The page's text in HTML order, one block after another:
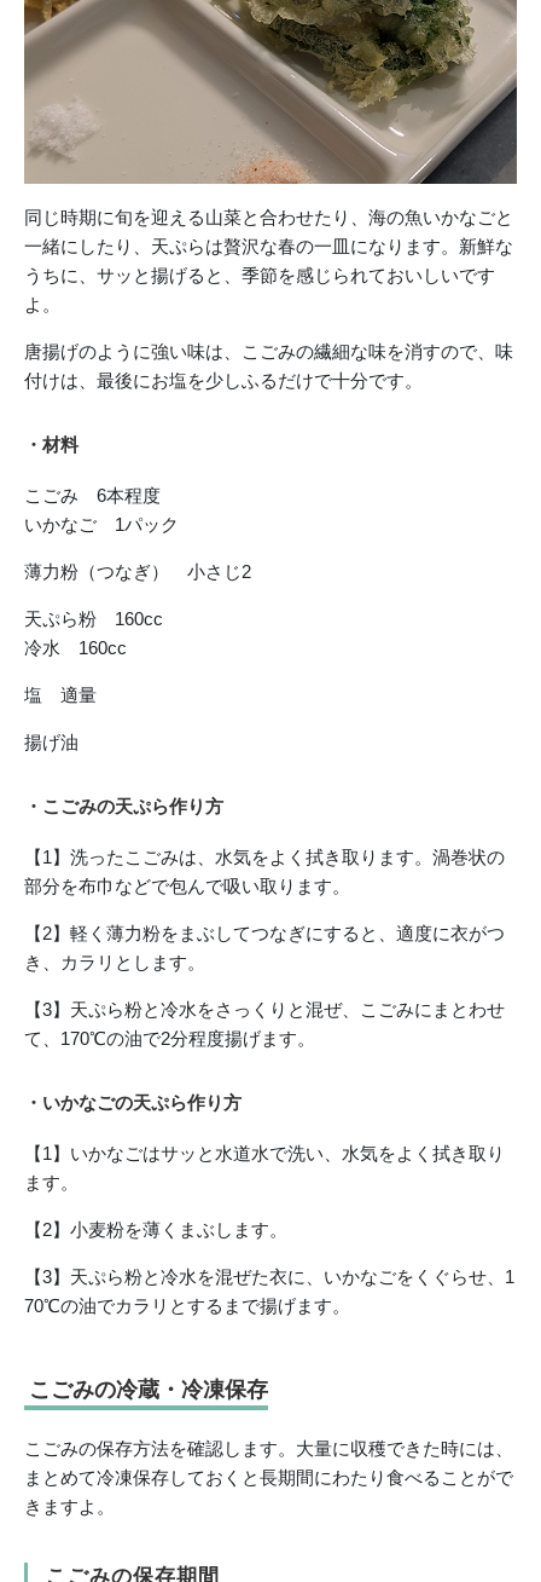
同じ時期に旬を迎える山菜と合わせたり、海の魚いかなごと
一緒にしたり、天ぷらは贅沢な春の一皿になります。新鮮な
うちに、サッと揚げると、季節を感じられておいしいです
よ。
唐揚げのように強い味は、こごみの繊細な味を消すので、味
付けは、最後にお塩を少しふるだけで十分です。
・材料
こごみ 6本程度
いかなご 1パック
薄力粉（つなぎ） 小さじ2
天ぷら粉 160cc
冷水 160cc
塩 適量
揚げ油
・こごみの天ぷら作り方
【1】洗ったこごみは、水気をよく拭き取ります。渦巻状の
部分を布巾などで包んで吸い取ります。
【2】軽く薄力粉をまぶしてつなぎにすると、適度に衣がつ
き、カラリとします。
【3】天ぷら粉と冷水をさっくりと混ぜ、こごみにまとわせ
て、170℃の油で2分程度揚げます。
・いかなごの天ぷら作り方
【1】いかなごはサッと水道水で洗い、水気をよく拭き取り
ます。
【2】小麦粉を薄くまぶします。
【3】天ぷら粉と冷水を混ぜた衣に、いかなごをくぐらせ、1
70℃の油でカラリとするまで揚げます。
こごみの冷蔵・冷凍保存
こごみの保存方法を確認します。大量に収穫できた時には、
まとめて冷凍保存しておくと長期間にわたり食べることがで
きますよ。
こごみの保存期間